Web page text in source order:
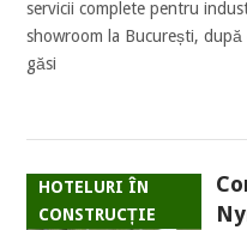
servicii complete pentru
showroom la București,
găsi
HOTELURI ÎN
CONSTRUCȚIE